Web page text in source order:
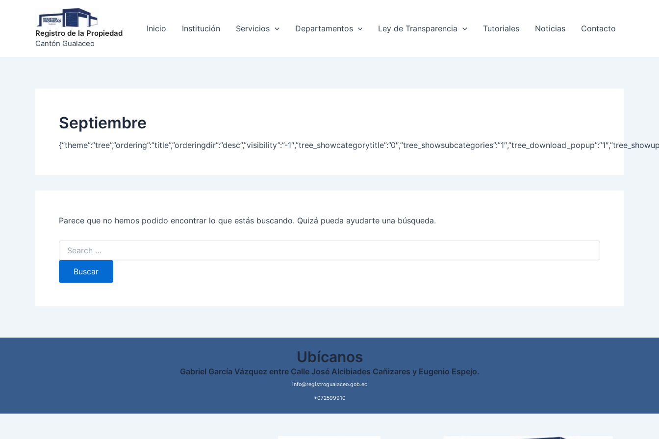
contenidoRegistro de la Propiedad
Cantón Gualaceo
Inicio Institución Servicios Departamentos Ley de Transparencia Tutoriales Noticias Contacto
Septiembre
{“theme”:”tree”,”ordering”:”title”,”orderingdir”:”desc”,”visibility”:”-
Parece que no hemos podido encontrar lo que estás buscando. Quizá pueda ayudarte una búsqueda.
por:
Ubícanos
Gabriel García Vázquez entre Calle José Alcibiades Cañizares y Eugenio Espejo.
info@registrogualaceo.gob.ec
+072599910